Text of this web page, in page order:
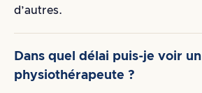
d’autres.
Dans quel délai puis-je voir un
physiothérapeute ?